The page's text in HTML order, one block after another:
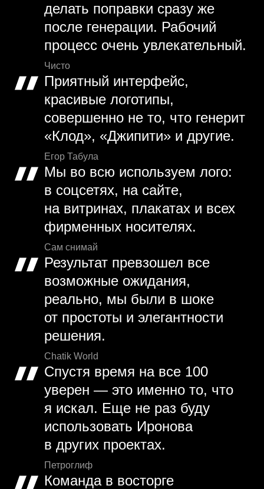
делать поправки сразу же
после генерации. Рабочий
процесс очень увлекательный.
Чисто
Приятный интерфейс,
красивые логотипы,
совершенно не то, что генерит
«Клод», «Джипити» и другие.
Егор Табула
Мы во всю используем лого:
в соцсетях, на сайте,
на витринах, плакатах и всех
фирменных носителях.
Сам снимай
Результат превзошел все
возможные ожидания,
реально, мы были в шоке
от простоты и элегантности
решения.
Chatik World
Спустя время на все 100
уверен — это именно то, что
я искал. Еще не раз буду
использовать Иронова
в других проектах.
Петроглиф
Команда в восторге